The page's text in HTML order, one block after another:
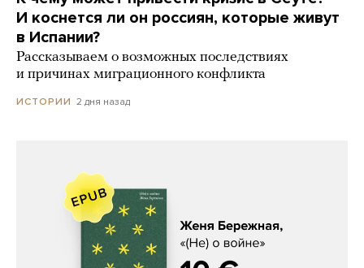
И коснется ли он россиян, которые живут
в Испании?
Рассказываем о возможных последствиях
и причинах миграционного конфликта
ИСТОРИИ 2 дня назад